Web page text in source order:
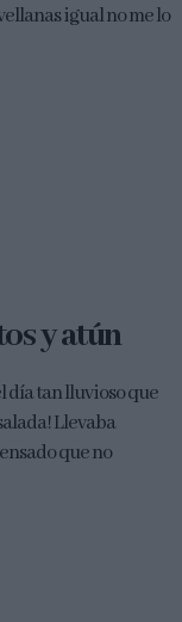
igual no me lo
y atún
día tan lluvioso que
Llevaba
que no